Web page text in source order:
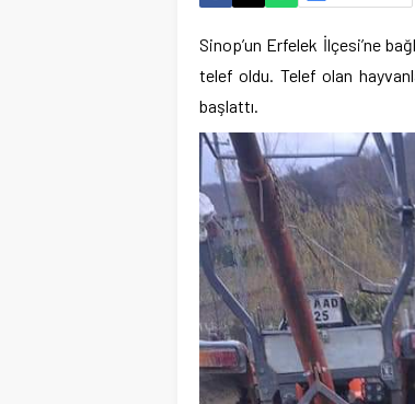
Sinop’un Erfelek İlçesi’ne
telef oldu. Telef olan
başlattı.